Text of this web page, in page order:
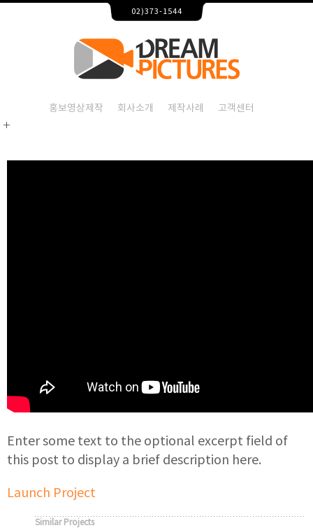
엠스테이 제주 홍보영상 – 홍보영상제작 드림픽쳐스
엠스테이 제주 홍보영상,홍보영상제작,홍보영상제작업
엠스테이 제주 홍보영상
엠스테이 제주 홍보영상,홍보영상제작,홍보영상제작업
02)373-1544
홍보영상제작 회사소개 제작사례 고객센터
Enter some text to the optional excerpt field of
this post to display a brief description here.
Launch Project
Similar Projects